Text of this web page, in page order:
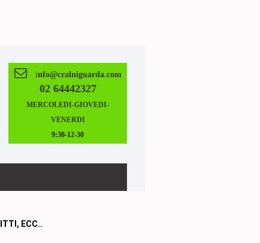
 info@cralniguarda.com
02 64442327
MERCOLEDI-GIOVEDI-
VENERDI
9:30-12-30
ECC..